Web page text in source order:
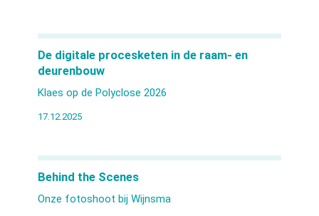
De digitale procesketen in de raam- en
deurenbouw
Klaes op de Polyclose 2026
17.12.2025
Behind the Scenes
Onze fotoshoot bij Wijnsma